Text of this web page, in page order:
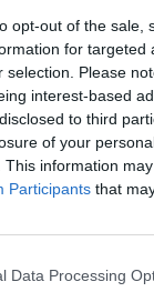
opt-out of the sale,
for targeted
selection. Please
interest-based
to third
of your
This information
Participants that
Data Processing
rinforzo per il
per
e
proprietà del
fare i conti
di euro e non
dalla